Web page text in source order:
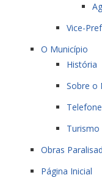
Vice-
O Município
História
Sobre o
Turismo
Obras
Página Inicial